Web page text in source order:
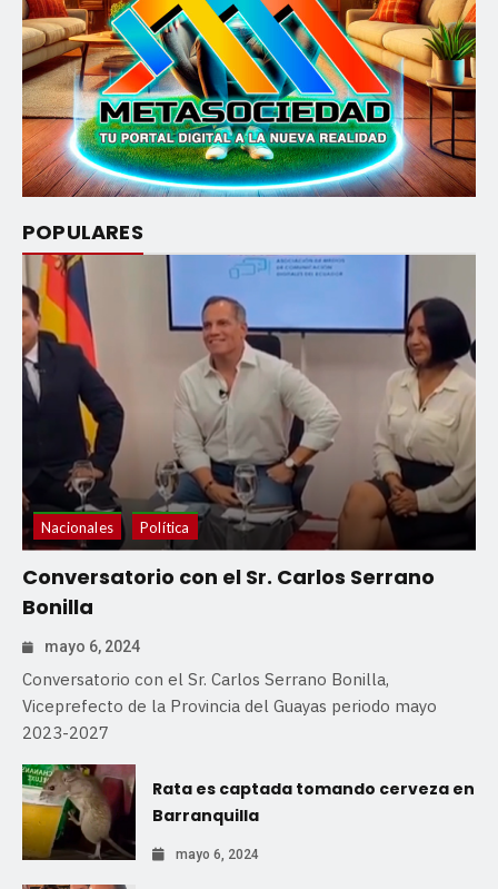
POPULARES
Nacionales Política
Conversatorio con el Sr. Carlos Serrano
Bonilla
mayo 6, 2024
Conversatorio con el Sr. Carlos Serrano Bonilla,
Viceprefecto de la Provincia del Guayas periodo mayo
2023-2027
Rata es captada tomando cerveza en
Barranquilla
mayo 6, 2024